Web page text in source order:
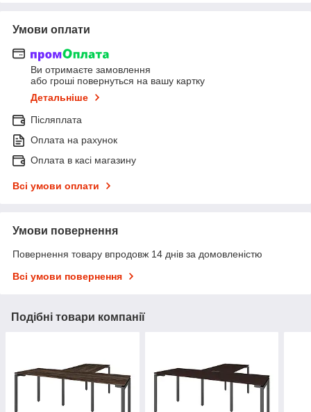
Умови оплати
Ви отримаєте замовлення
або гроші повернуться на вашу картку
Детальніше
Післяплата
Оплата на рахунок
Оплата в касі магазину
Всі умови оплати
Умови повернення
Повернення товару впродовж 14 днів за домовленістю
Всі умови повернення
Подібні товари компанії